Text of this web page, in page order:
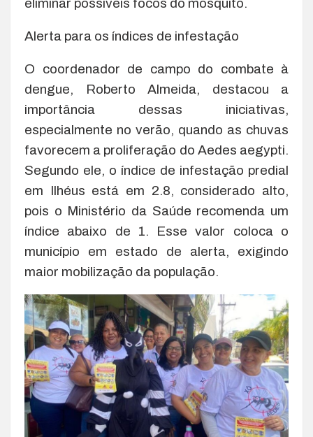
eliminar possíveis focos do mosquito.
Alerta para os índices de infestação
O coordenador de campo do combate à
dengue, Roberto Almeida, destacou a
importância dessas iniciativas,
especialmente no verão, quando as chuvas
favorecem a proliferação do Aedes aegypti.
Segundo ele, o índice de infestação predial
em Ilhéus está em 2.8, considerado alto,
pois o Ministério da Saúde recomenda um
índice abaixo de 1. Esse valor coloca o
município em estado de alerta, exigindo
maior mobilização da população.